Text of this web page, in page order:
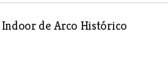
de Arco Histórico